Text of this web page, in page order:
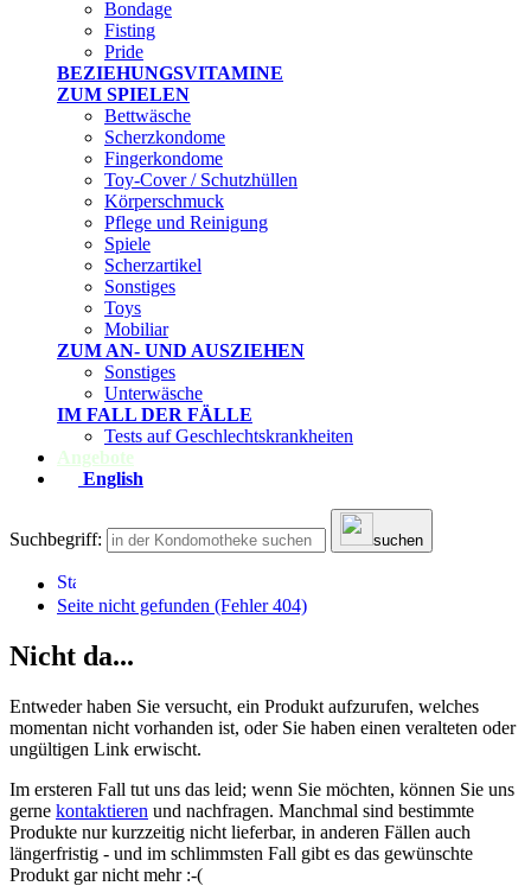
Bondage
Fisting
Pride
BEZIEHUNGSVITAMINE
ZUM SPIELEN
Bettwäsche
Scherzkondome
Fingerkondome
Toy-Cover / Schutzhüllen
Körperschmuck
Pflege und Reinigung
Spiele
Scherzartikel
Sonstiges
Toys
Mobiliar
ZUM AN- UND AUSZIEHEN
Sonstiges
Unterwäsche
IM FALL DER FÄLLE
Tests auf Geschlechtskrankheiten
Angebote
English
Suchbegriff: suchen
Seite nicht gefunden (Fehler 404)
Nicht da...
Entweder haben Sie versucht, ein Produkt aufzurufen, welches
momentan nicht vorhanden ist, oder Sie haben einen veralteten oder
ungültigen Link erwischt.
Im ersteren Fall tut uns das leid; wenn Sie möchten, können Sie uns
gerne kontaktieren und nachfragen. Manchmal sind bestimmte
Produkte nur kurzzeitig nicht lieferbar, in anderen Fällen auch
längerfristig - und im schlimmsten Fall gibt es das gewünschte
Produkt gar nicht mehr :-(